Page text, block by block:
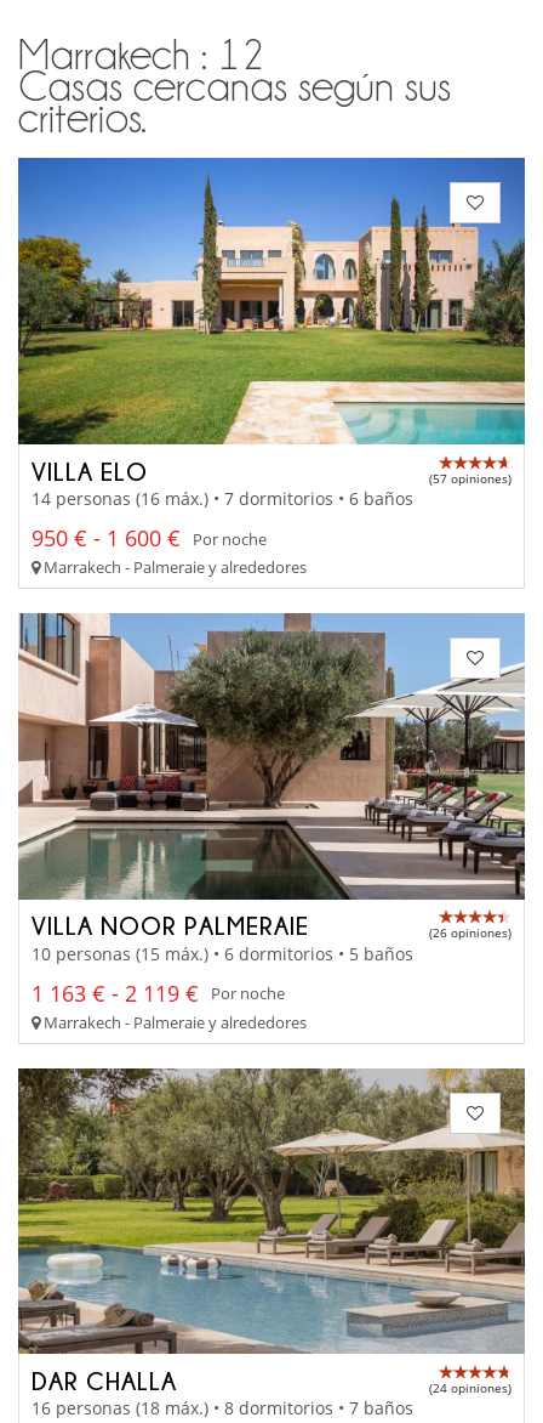
Marrakech : 12
Casas cercanas según sus
criterios.
VILLA ELO (57 opiniones)
14 personas (16 máx.) • 7 dormitorios • 6 baños
950 € - 1 600 €
Por noche
Marrakech - Palmeraie y alrededores
VILLA NOOR PALMERAIE (26 opiniones)
10 personas (15 máx.) • 6 dormitorios • 5 baños
1 163 € - 2 119 €
Por noche
Marrakech - Palmeraie y alrededores
DAR CHALLA (24 opiniones)
16 personas (18 máx.) • 8 dormitorios • 7 baños